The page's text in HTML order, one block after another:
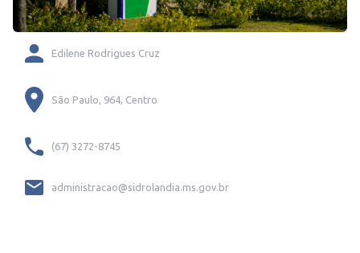
Edilene Rodrigues Cruz
São Paulo, 964, Centro
(67) 3272-8745
administracao@sidrolandia.ms.gov.br